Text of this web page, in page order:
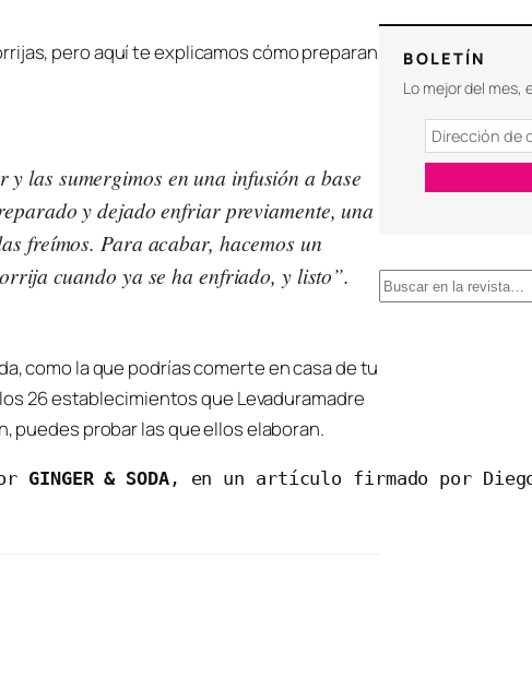
pero aquí te explicamos cómo preparan
las sumergimos en una infusión a base
y dejado enfriar previamente, una
freímos. Para acabar, hacemos un
cuando ya se ha enfriado, y listo”.
como la que podrías comerte en casa de tu
26 establecimientos que Levaduramadre
puedes probar las que ellos elaboran.
GINGER & SODA, en un artículo firmado por
BOLETÍN
Lo mejor del mes,
B